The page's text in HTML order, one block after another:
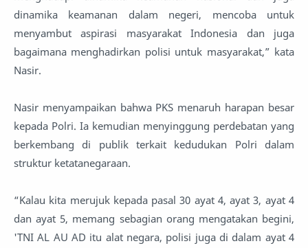
dinamika keamanan dalam negeri, mencoba untuk
menyambut aspirasi masyarakat Indonesia dan juga
bagaimana menghadirkan polisi untuk masyarakat,” kata
Nasir.
Nasir menyampaikan bahwa PKS menaruh harapan besar
kepada Polri. Ia kemudian menyinggung perdebatan yang
berkembang di publik terkait kedudukan Polri dalam
struktur ketatanegaraan.
“Kalau kita merujuk kepada pasal 30 ayat 4, ayat 3, ayat 4
dan ayat 5, memang sebagian orang mengatakan begini,
'TNI AL AU AD itu alat negara, polisi juga di dalam ayat 4